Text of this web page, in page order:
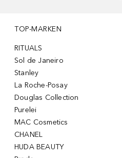
TOP-MARKEN
RITUALS
Sol de Janeiro
Stanley
La Roche-Posay
Douglas Collection
Purelei
MAC Cosmetics
CHANEL
HUDA BEAUTY